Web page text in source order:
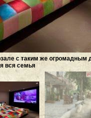
с таким же огромадным
вся семья